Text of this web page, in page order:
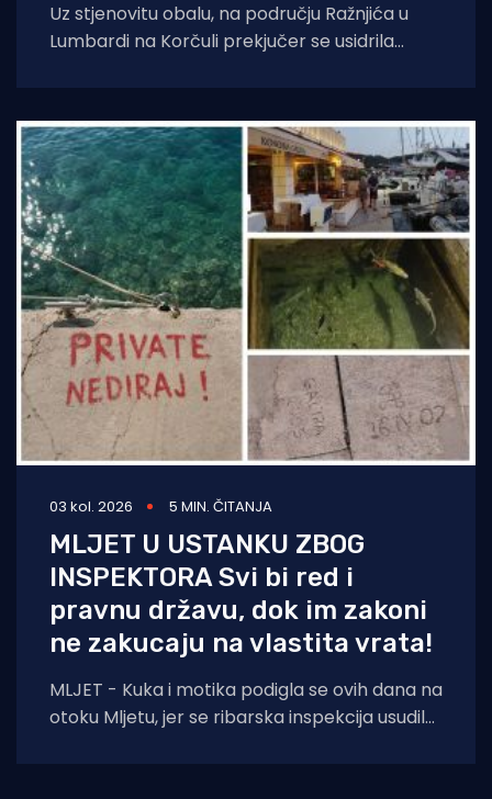
Uz stjenovitu obalu, na području Ražnjića u
Lumbardi na Korčuli prekjučer se usidrila
03 kol. 2026 5 MIN. ČITANJA
MLJET U USTANKU ZBOG
INSPEKTORA Svi bi red i
pravnu državu, dok im zakoni
ne zakucaju na vlastita vrata!
MLJET - Kuka i motika podigla se ovih dana na
otoku Mljetu, jer se ribarska inspekcija usudila